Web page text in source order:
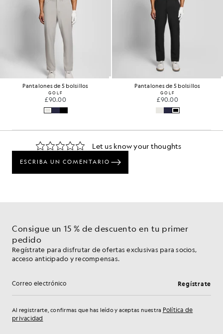
Pantalones de 5 bolsillos
GOLF
£90.00
Pantalones de 5 bolsillos
GOLF
£90.00
Consigue un 15 % de descuento en tu primer
pedido
Regístrate para disfrutar de ofertas exclusivas para socios,
acceso anticipado y recompensas.
Dirección de correo electrónico Regístrate
Al registrarte, confirmas que has leído y aceptas nuestra Política de
privacidad